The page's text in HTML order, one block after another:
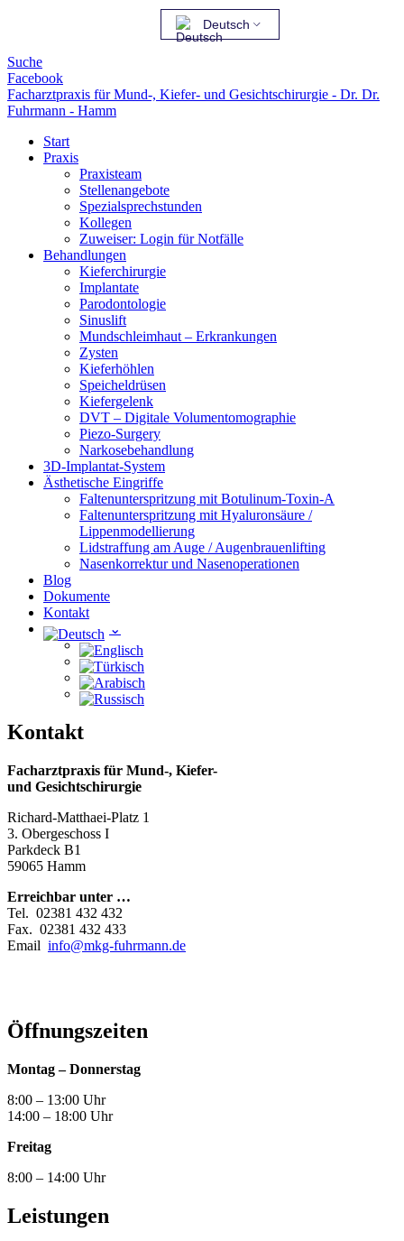
Deutsch
Suche
Facebook
Facharztpraxis für Mund-, Kiefer- und Gesichtschirurgie - Dr. Dr.
Fuhrmann - Hamm
Start
Praxis
Praxisteam
Stellenangebote
Spezialsprechstunden
Kollegen
Zuweiser: Login für Notfälle
Behandlungen
Kieferchirurgie
Implantate
Parodontologie
Sinuslift
Mundschleimhaut – Erkrankungen
Zysten
Kieferhöhlen
Speicheldrüsen
Kiefergelenk
DVT – Digitale Volumentomographie
Piezo-Surgery
Narkosebehandlung
3D-Implantat-System
Ästhetische Eingriffe
Faltenunterspritzung mit Botulinum-Toxin-A
Faltenunterspritzung mit Hyaluronsäure /
Lippenmodellierung
Lidstraffung am Auge / Augenbrauenlifting
Nasenkorrektur und Nasenoperationen
Blog
Dokumente
Kontakt
Kontakt
Facharztpraxis für Mund-, Kiefer-
und Gesichtschirurgie
Richard-Matthaei-Platz 1
3. Obergeschoss I
Parkdeck B1
59065 Hamm
Erreichbar unter …
Tel. 02381 432 432
Fax. 02381 432 433
Email info@mkg-fuhrmann.de
Öffnungszeiten
Montag – Donnerstag
8:00 – 13:00 Uhr
14:00 – 18:00 Uhr
Freitag
8:00 – 14:00 Uhr
Leistungen